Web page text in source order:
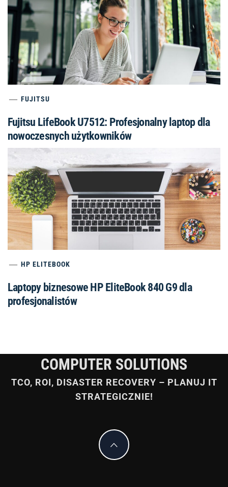
FUJITSU
Fujitsu LifeBook U7512: Profesjonalny laptop dla
nowoczesnych użytkowników
HP ELITEBOOK
Laptopy biznesowe HP EliteBook 840 G9 dla
profesjonalistów